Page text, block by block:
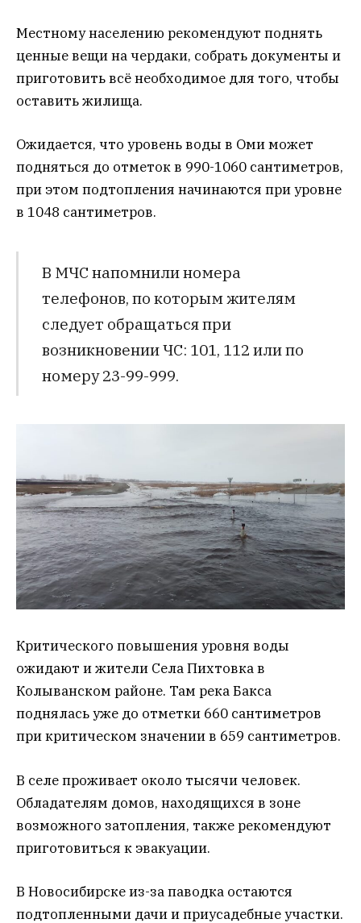
Местному населению рекомендуют поднять
ценные вещи на чердаки, собрать документы и
приготовить всё необходимое для того, чтобы
оставить жилища.
Ожидается, что уровень воды в Оми может
подняться до отметок в 990-1060 сантиметров,
при этом подтопления начинаются при уровне
в 1048 сантиметров.
В МЧС напомнили номера
телефонов, по которым жителям
следует обращаться при
возникновении ЧС: 101, 112 или по
номеру 23-99-999.
Критического повышения уровня воды
ожидают и жители Села Пихтовка в
Колыванском районе. Там река Бакса
поднялась уже до отметки 660 сантиметров
при критическом значении в 659 сантиметров.
В селе проживает около тысячи человек.
Обладателям домов, находящихся в зоне
возможного затопления, также рекомендуют
приготовиться к эвакуации.
В Новосибирске из-за паводка остаются
подтопленными дачи и приусадебные участки.